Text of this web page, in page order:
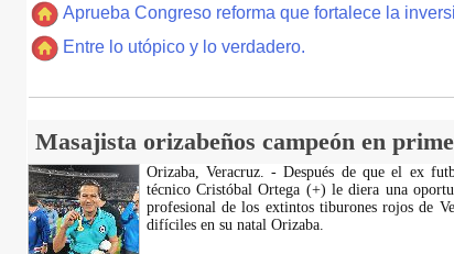
Aprueba Congreso reforma que fortalece la
Entre lo utópico y lo verdadero.
Masajista orizabeños campeón en
Orizaba, Veracruz. - Después de que el ex
técnico Cristóbal Ortega (+) le diera una
profesional de los extintos tiburones rojos de
difíciles en su natal Orizaba.